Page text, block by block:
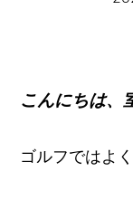
こんにちは、
ゴルフではよく